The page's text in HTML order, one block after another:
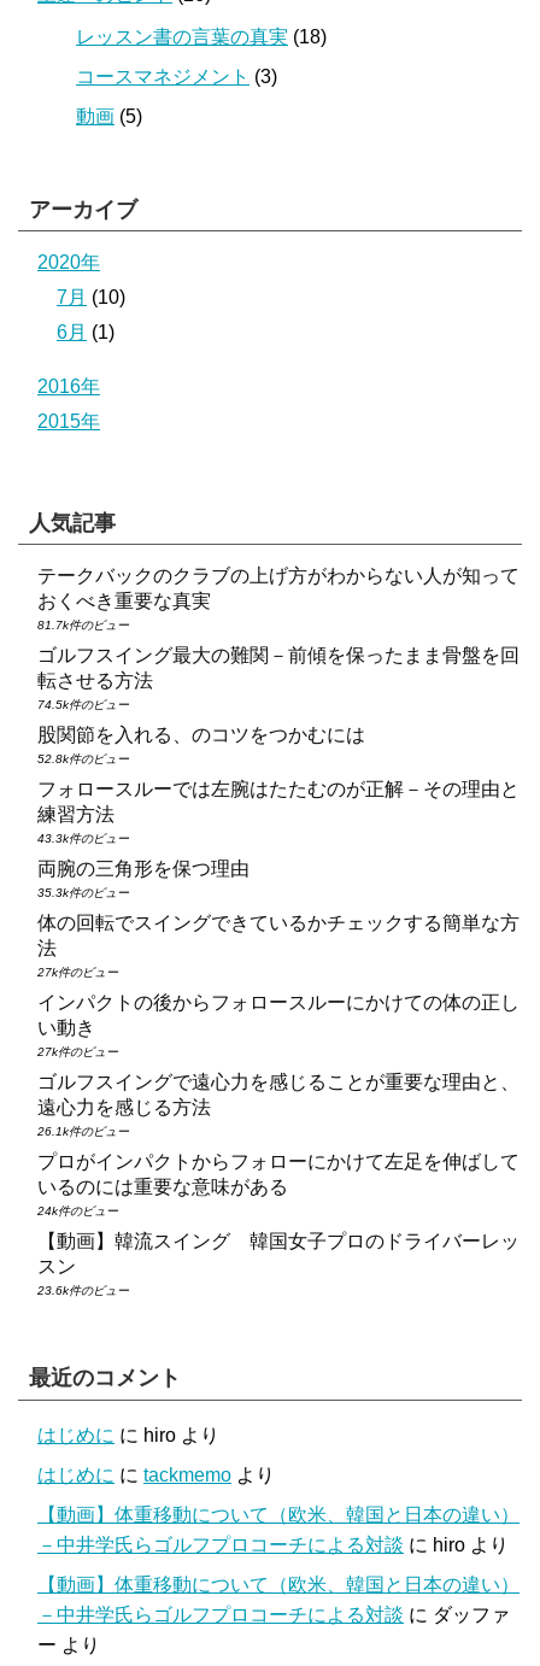
レッスン書の言葉の真実 (18)
コースマネジメント (3)
動画 (5)
アーカイブ
2020年
7月 (10)
6月 (1)
2016年
2015年
人気記事
テークバックのクラブの上げ方がわからない人が知って
おくべき重要な真実
81.7k件のビュー
ゴルフスイング最大の難関－前傾を保ったまま骨盤を回
転させる方法
74.5k件のビュー
股関節を入れる、のコツをつかむには
52.8k件のビュー
フォロースルーでは左腕はたたむのが正解－その理由と
練習方法
43.3k件のビュー
両腕の三角形を保つ理由
35.3k件のビュー
体の回転でスイングできているかチェックする簡単な方
法
27k件のビュー
インパクトの後からフォロースルーにかけての体の正し
い動き
27k件のビュー
ゴルフスイングで遠心力を感じることが重要な理由と、
遠心力を感じる方法
26.1k件のビュー
プロがインパクトからフォローにかけて左足を伸ばして
いるのには重要な意味がある
24k件のビュー
【動画】韓流スイング 韓国女子プロのドライバーレッ
スン
23.6k件のビュー
最近のコメント
はじめに に hiro より
はじめに に tackmemo より
【動画】体重移動について（欧米、韓国と日本の違い）
－中井学氏らゴルフプロコーチによる対談 に hiro より
【動画】体重移動について（欧米、韓国と日本の違い）
－中井学氏らゴルフプロコーチによる対談 に ダッファ
ー より